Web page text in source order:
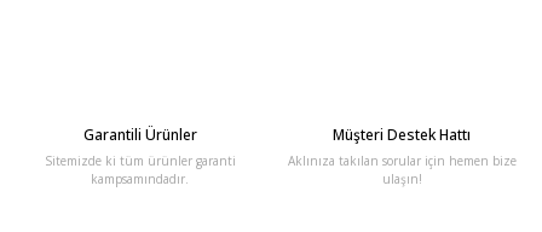
Garantili Ürünler
Sitemizde ki tüm ürünler garanti
kampsamındadır.
Müşteri Destek Hattı
Aklınıza takılan sorular için hemen bize
ulaşın!